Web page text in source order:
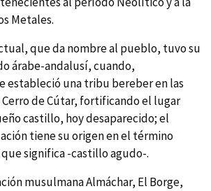
Metales.
que da nombre al pueblo, tuvo su
árabe-andalusí­, cuando,
estableció una tribu bereber en las
de Cútar, fortificando el lugar
castillo, hoy desaparecido; el
tiene su origen en el término
significa -castillo agudo-.
musulmana Almáchar, El Borge,